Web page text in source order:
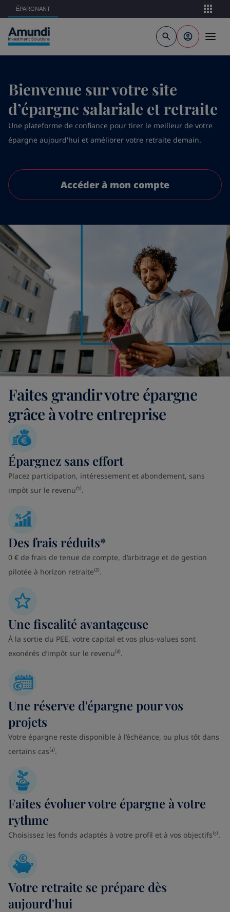
Aller au contenu principal
ÉPARGNANT
Bienvenue sur votre site
d’épargne salariale et retraite
Une plateforme de confiance pour tirer le meilleur de votre
épargne aujourd'hui et améliorer votre retraite demain.
Accéder à mon compte
Faites grandir votre épargne
grâce à votre entreprise
Épargnez sans effort
Placez participation, intéressement et abondement, sans
impôt sur le revenu⁽¹⁾.
Des frais réduits*
0 € de frais de tenue de compte, d’arbitrage et de gestion
pilotée à horizon retraite⁽²⁾.
Une fiscalité avantageuse
À la sortie du PEE, votre capital et vos plus-values sont
exonérés d’impôt sur le revenu⁽³⁾.
Une réserve d'épargne pour vos
projets
Votre épargne reste disponible à l’échéance, ou plus tôt dans
certains cas⁽⁴⁾.
Faites évoluer votre épargne à votre
rythme
Choisissez les fonds adaptés à votre profil et à vos objectifs⁽⁵⁾.
Votre retraite se prépare dès
aujourd'hui